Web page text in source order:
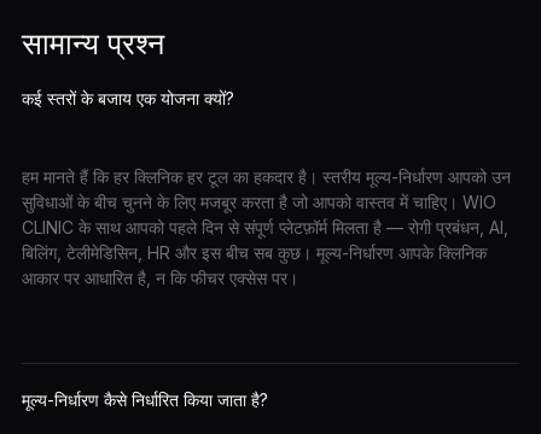
सामान्य प्रश्न
कई स्तरों के बजाय एक योजना क्यों?
हम मानते हैं कि हर क्लिनिक हर टूल का हकदार है। स्तरीय मूल्य-निर्धारण आपको उन
सुविधाओं के बीच चुनने के लिए मजबूर करता है जो आपको वास्तव में चाहिए। WIO
CLINIC के साथ आपको पहले दिन से संपूर्ण प्लेटफ़ॉर्म मिलता है — रोगी प्रबंधन, AI,
बिलिंग, टेलीमेडिसिन, HR और इस बीच सब कुछ। मूल्य-निर्धारण आपके क्लिनिक
आकार पर आधारित है, न कि फीचर एक्सेस पर।
मूल्य-निर्धारण कैसे निर्धारित किया जाता है?